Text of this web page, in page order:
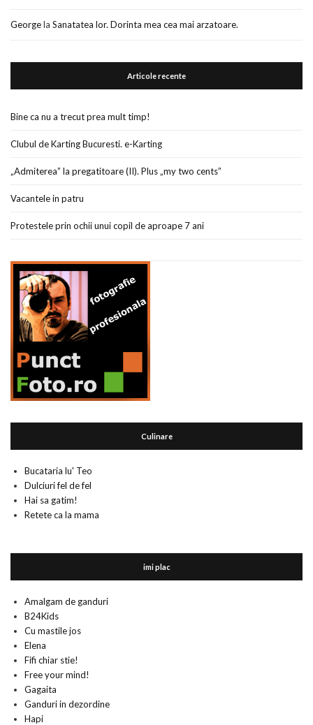
Georgela Sanatatea lor. Dorinta mea cea mai arzatoare.
Articole recente
Bine ca nu a trecut prea mult timp!
Clubul de Karting Bucuresti. e-Karting
„Admiterea” la pregatitoare (II). Plus „my two cents”
Vacantele in patru
Protestele prin ochii unui copil de aproape 7 ani
Culinare
Bucataria lu' Teo
Dulciuri fel de fel
Hai sa gatim!
Retete ca la mama
imi plac
Amalgam de ganduri
B24Kids
Cu mastile jos
Elena
Fifi chiar stie!
Free your mind!
Gagaita
Ganduri in dezordine
Hapi